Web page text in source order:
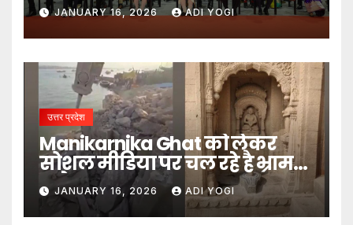
JANUARY 16, 2026 ADI YOGI
उत्तर प्रदेश
Manikarnika Ghat को लेकर
सोशल मीडिया पर चल रहे है भ्रामक
दावे- DM
JANUARY 16, 2026 ADI YOGI